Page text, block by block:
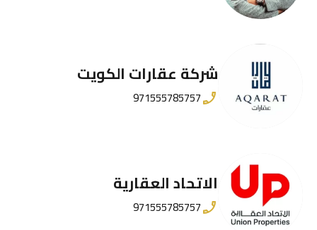
شركة عقارات الكويت
971555785757
الاتحاد العقارية
971555785757